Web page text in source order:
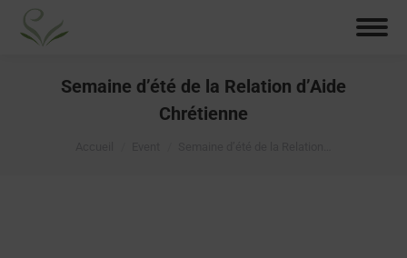
Semaine d’été de la Relation d’Aide
Chrétienne